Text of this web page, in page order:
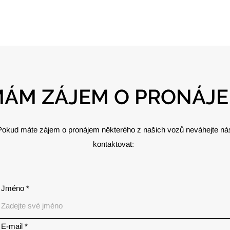
ZÁJEM O
máte zájem o pronájem některého z našich vozů neváhejte
kontaktovat:
Jméno
E‑mail